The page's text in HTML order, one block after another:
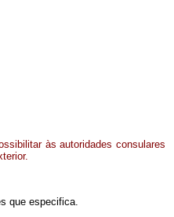
às autoridades consulares
que especifica.